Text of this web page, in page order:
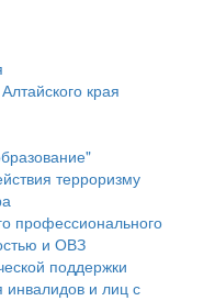
края
терроризму
профессионального
и ОВЗ
поддержки
инвалидов и лиц с